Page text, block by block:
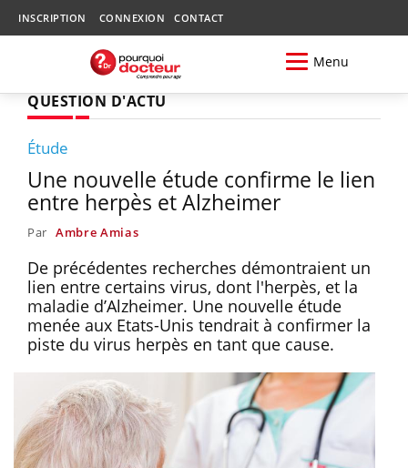
INSCRIPTION CONNEXION CONTACT
Menu
QUESTION D'ACTU
Étude
Une nouvelle étude confirme le lien
entre herpès et Alzheimer
Par Ambre Amias
De précédentes recherches démontraient un
lien entre certains virus, dont l'herpès, et la
maladie d’Alzheimer. Une nouvelle étude
menée aux Etats-Unis tendrait à confirmer la
piste du virus herpès en tant que cause.